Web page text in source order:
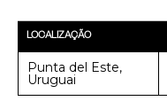
LOCALIZAÇÃO
Punta del Este,
Uruguai